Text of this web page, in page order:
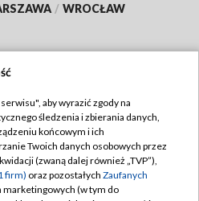
/ WROCŁAW
TVP
TVP
prywatności
aby wyrazić zgody na
śledzenia i zbierania danych,
końcowym i ich
Twoich danych osobowych przez
(zwaną dalej również „TVP”),
firm) oraz pozostałych Zaufanych
marketingowych (w tym do